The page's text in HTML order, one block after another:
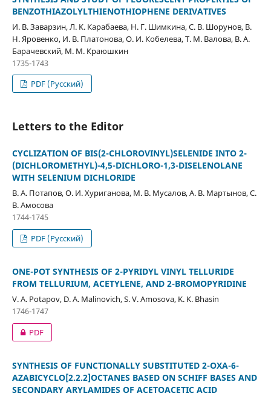
BENZOTHIAZOLYLTHIENOTHIOPHENE DERIVATIVES
И. В. Заварзин, Л. К. Карабаева, Н. Г. Шимкина, С. В. Шорунов, В.
Н. Яровенко, И. В. Платонова, О. И. Кобелева, Т. М. Валова, В. А.
Барачевский, М. М. Краюшкин
1735-1743
PDF (Русский)
Letters to the Editor
CYCLIZATION OF BIS(2-CHLOROVINYL)SELENIDE INTO 2-
(DICHLOROMETHYL)-4,5-DICHLORO-1,3-DISELENOLANE
WITH SELENIUM DICHLORIDE
В. А. Потапов, О. И. Хуриганова, М. В. Мусалов, А. В. Мартынов, С.
В. Амосова
1744-1745
PDF (Русский)
ONE-POT SYNTHESIS OF 2-PYRIDYL VINYL TELLURIDE
FROM TELLURIUM, ACETYLENE, AND 2-BROMOPYRIDINE
V. A. Potapov, D. A. Malinovich, S. V. Amosova, K. K. Bhasin
1746-1747
PDF
SYNTHESIS OF FUNCTIONALLY SUBSTITUTED 2-OXA-6-
AZABICYCLO[2.2.2]OCTANES BASED ON SCHIFF BASES AND
SECONDARY ARYLAMIDES OF ACETOACETIC ACID